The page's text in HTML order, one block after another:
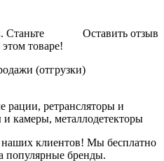
Оставить отзыв
Станьте
товаре!
(отгрузки)
рации, ретрансляторы и
камеры, металлодетекторы
клиентов! Мы бесплатно
популярные бренды.